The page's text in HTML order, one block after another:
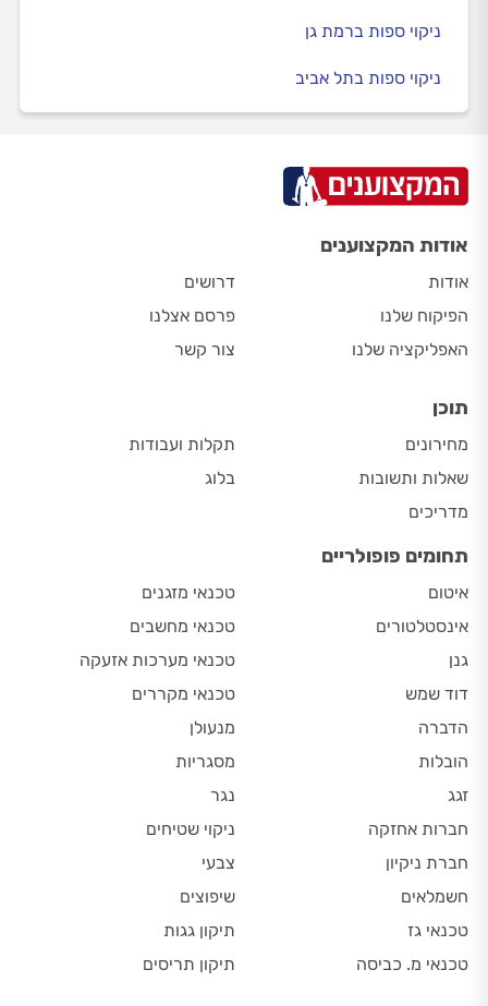
ניקוי ספות ברמת גן
ניקוי ספות בתל אביב
אודות המקצוענים
אודות
הפיקוח שלנו
האפליקציה שלנו
דרושים
פרסם אצלנו
צור קשר
תוכן
מחירונים
שאלות ותשובות
מדריכים
תקלות ועבודות
בלוג
תחומים פופולריים
איטום
אינסטלטורים
גנן
דוד שמש
הדברה
הובלות
זגג
חברות אחזקה
חברת ניקיון
חשמלאים
טכנאי גז
טכנאי מ. כביסה
טכנאי מזגנים
טכנאי מחשבים
טכנאי מערכות אזעקה
טכנאי מקררים
מנעולן
מסגריות
נגר
ניקוי שטיחים
צבעי
שיפוצים
תיקון גגות
תיקון תריסים